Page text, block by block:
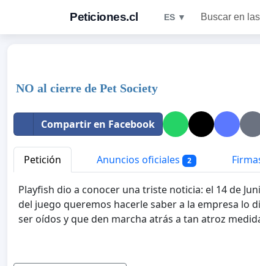
Peticiones.cl ES ▼ Buscar en
NO al cierre de Pet Society
Compartir en Facebook
Petición Anuncios oficiales 2
Playfish dio a conocer una triste noticia: el 14 de
del juego queremos hacerle saber a la empresa lo
ser oídos y que den marcha atrás a tan atroz